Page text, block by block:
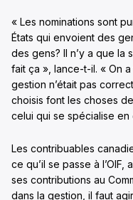
« Les nominations sont
États qui envoient des
des gens? Il n’y a que
fait ça », lance-t-il. « On
gestion n’était pas
choisis font les choses
celui qui se spécialise
Les contribuables
ce qu’il se passe à
ses contributions au
dans la gestion, il faut